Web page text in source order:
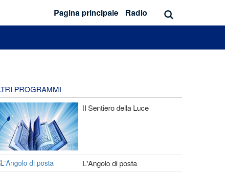
Pagina principale Radio
PROGRAMMI
Il Sentiero della Luce
L'Angolo di posta